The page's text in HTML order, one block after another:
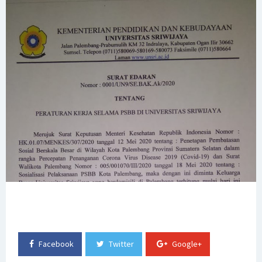
Sarjana dan Magister
Edaran Kegiatan Akademik Semester Genap 2024/2025
Fakultas Ekonomi Universitas Sriwijaya
PENGUMUMAN WISUDA UNIVERSITAS SRIWIJAYA PERIODE 176
SK Rektor tentang Penetapan Mahasiswa yang
Mengajukan Penundaan Kegiatan Akademik (Stop Out) di
Semester Ganjil 2024/2025
2024/2025
Pengukuhan Guru Besar Fakultas Ekonomi Universitas
Facebook Twitter Google+